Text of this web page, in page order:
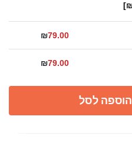
₪79.00
₪79.00
הוספה לסל